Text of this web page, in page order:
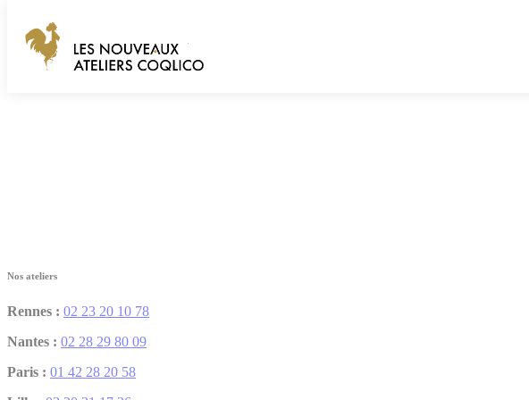
Les Nouveaux Ateliers Coqlico
Fermer
Nos ateliers
Rennes : 02 23 20 10 78
Nantes : 02 28 29 80 09
Paris : 01 42 28 20 58